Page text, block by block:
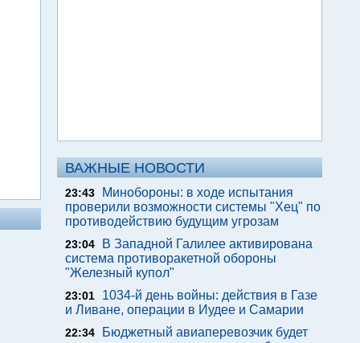
ВАЖНЫЕ НОВОСТИ
23:43
Минобороны: в ходе испытания
проверили возможности системы "Хец" по
противодействию будущим угрозам
23:04
В Западной Галилее активирована
система противоракетной обороны
"Железный купол"
23:01
1034-й день войны: действия в Газе
и Ливане, операции в Иудее и Самарии
22:34
Бюджетный авиаперевозчик будет